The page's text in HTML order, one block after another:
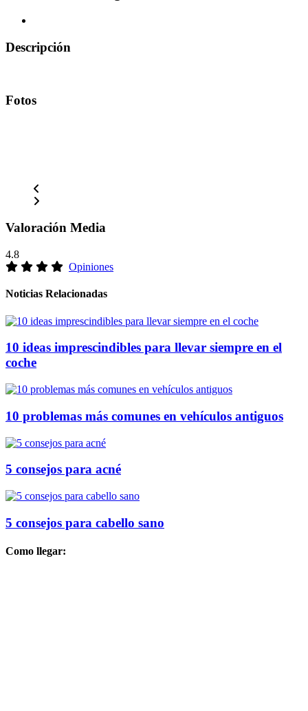
Descripción
Fotos
Valoración Media
4.8
Opiniones
Noticias Relacionadas
10 ideas imprescindibles para llevar siempre en el
coche
10 problemas más comunes en vehículos antiguos
5 consejos para acné
5 consejos para cabello sano
Como llegar: